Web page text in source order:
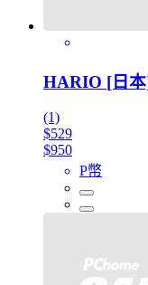
HARIO [日
(1)
$529
$950
P幣